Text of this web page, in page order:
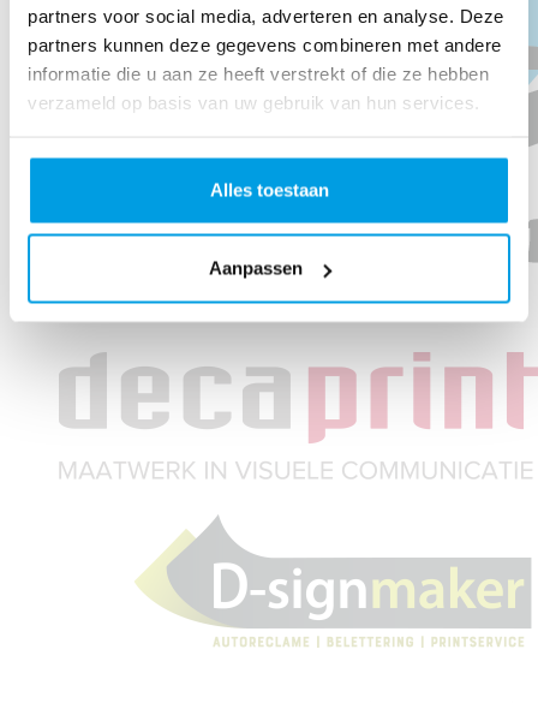
partners voor social media, adverteren en analyse. Deze
partners kunnen deze gegevens combineren met andere
informatie die u aan ze heeft verstrekt of die ze hebben
verzameld op basis van uw gebruik van hun services.
Alles toestaan
Aanpassen